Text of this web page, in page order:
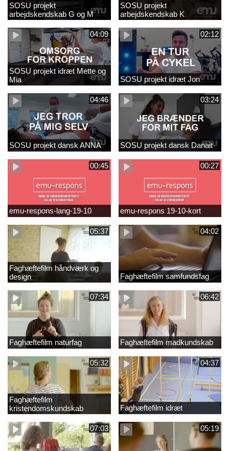
SOSU projekt
arbejdskendskab G og M
SOSU projekt
arbejdskendskab K
04:09
SOSU projekt idræt Mette og
Mia
02:12
SOSU projekt idræt Jon
04:46
SOSU projekt dansk ANNA
03:24
SOSU projekt dansk Danait
00:45
emu-respons-lang-19-10
00:27
emu-respons 19-10-kort
05:37
Faghæftefilm håndværk og
design
04:02
Faghæftefilm samfundsfag
07:34
Faghæftefilm naturfag
06:42
Faghæftefilm madkundskab
05:32
Faghæftefilm
kristendomskundskab
04:37
Faghæftefilm idræt
07:03 05:19